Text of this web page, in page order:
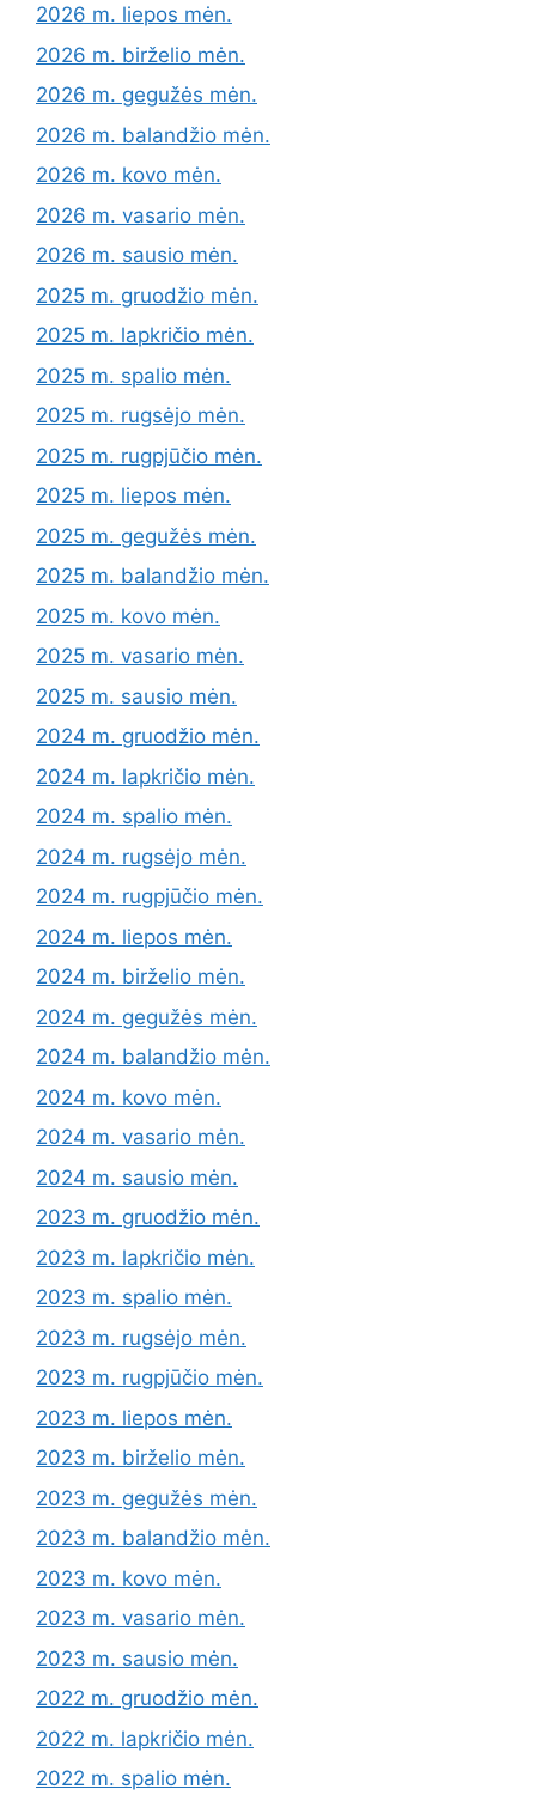
2026 m. liepos mėn.
2026 m. birželio mėn.
2026 m. gegužės mėn.
2026 m. balandžio mėn.
2026 m. kovo mėn.
2026 m. vasario mėn.
2026 m. sausio mėn.
2025 m. gruodžio mėn.
2025 m. lapkričio mėn.
2025 m. spalio mėn.
2025 m. rugsėjo mėn.
2025 m. rugpjūčio mėn.
2025 m. liepos mėn.
2025 m. gegužės mėn.
2025 m. balandžio mėn.
2025 m. kovo mėn.
2025 m. vasario mėn.
2025 m. sausio mėn.
2024 m. gruodžio mėn.
2024 m. lapkričio mėn.
2024 m. spalio mėn.
2024 m. rugsėjo mėn.
2024 m. rugpjūčio mėn.
2024 m. liepos mėn.
2024 m. birželio mėn.
2024 m. gegužės mėn.
2024 m. balandžio mėn.
2024 m. kovo mėn.
2024 m. vasario mėn.
2024 m. sausio mėn.
2023 m. gruodžio mėn.
2023 m. lapkričio mėn.
2023 m. spalio mėn.
2023 m. rugsėjo mėn.
2023 m. rugpjūčio mėn.
2023 m. liepos mėn.
2023 m. birželio mėn.
2023 m. gegužės mėn.
2023 m. balandžio mėn.
2023 m. kovo mėn.
2023 m. vasario mėn.
2023 m. sausio mėn.
2022 m. gruodžio mėn.
2022 m. lapkričio mėn.
2022 m. spalio mėn.